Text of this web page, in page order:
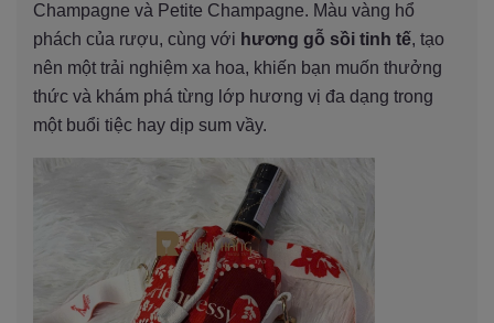
Champagne và Petite Champagne. Màu vàng hổ
phách của rượu, cùng với hương gỗ sồi tinh tế, tạo
nên một trải nghiệm xa hoa, khiến bạn muốn thưởng
thức và khám phá từng lớp hương vị đa dạng trong
một buổi tiệc hay dịp sum vầy.